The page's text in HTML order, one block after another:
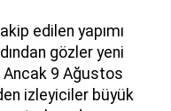
edilen yapımı
gözler yeni
Ancak 9 Ağustos
izleyiciler büyük